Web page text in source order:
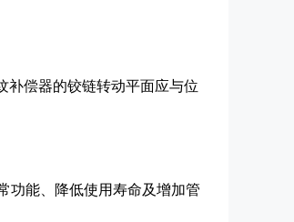
补偿器的铰链转动平面应与位
功能、降低使用寿命及增加管